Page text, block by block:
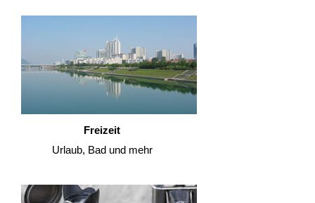
Freizeit
Urlaub, Bad und mehr